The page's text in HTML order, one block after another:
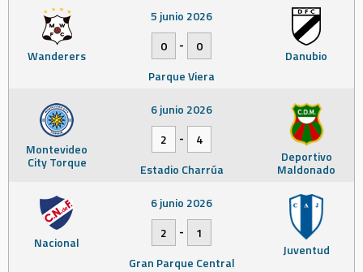
Wanderers Danubio
5 junio 2026
0
-
0
Parque Viera
Montevideo
City Torque Deportivo
Maldonado
6 junio 2026
2
-
4
Estadio Charrúa
Nacional Juventud
6 junio 2026
2
-
1
Gran Parque Central